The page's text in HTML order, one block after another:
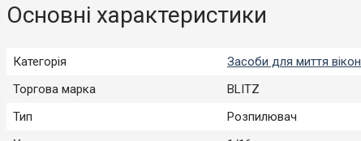
Основні характеристики
Категорія
Засоби для миття вікон
Торгова марка
BLITZ
Тип
Розпилювач